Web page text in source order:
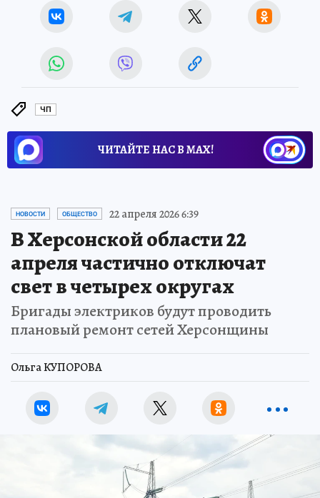
ЧП
ЧИТАЙТЕ НАС В МАХ!
НОВОСТИ ОБЩЕСТВО 22 апреля 2026 6:39
В Херсонской области 22
апреля частично отключат
свет в четырех округах
Бригады электриков будут проводить
плановый ремонт сетей Херсонщины
Ольга КУПОРОВА